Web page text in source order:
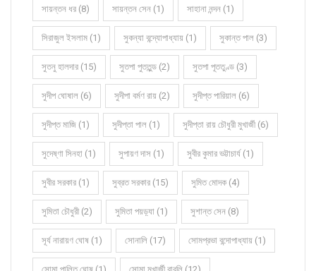
সায়ন্তন ধর (8) সায়ন্তন সেন (1) সাহানা নন্দন (1)
সিরাজুল ইসলাম (1) সুকন্যা বন্দ্যোপাধ্যায় (1) সুকান্ত পাল (3)
সুতনু হালদার (15) সুতপা পুততুন্ড (2) সুতপা পূততুণ্ড (3)
সুদীপ ঘোষাল (6) সুদীপা বর্মণ রায় (2) সুদীপ্ত পারিয়াল (6)
সুদীপ্ত মাজি (1) সুদীপ্তা পাল (1) সুদীপ্তা রায় চৌধুরী মুখার্জী (6)
সুদেষ্ণা সিনহা (1) সুপায়ণ দাস (1) সুবীর কুমার ভট্টাচার্য (1)
সুবীর সরকার (1) সুব্রত সরকার (15) সুমিত মোদক (4)
সুমিতা চৌধুরী (2) সুমিতা পয়ড়্যা (1) সুশান্ত সেন (8)
সূর্য নারায়ণ ঘোষ (1) সোনালি (17) সোমপ্রভা বন্দোপাধ্যায় (1)